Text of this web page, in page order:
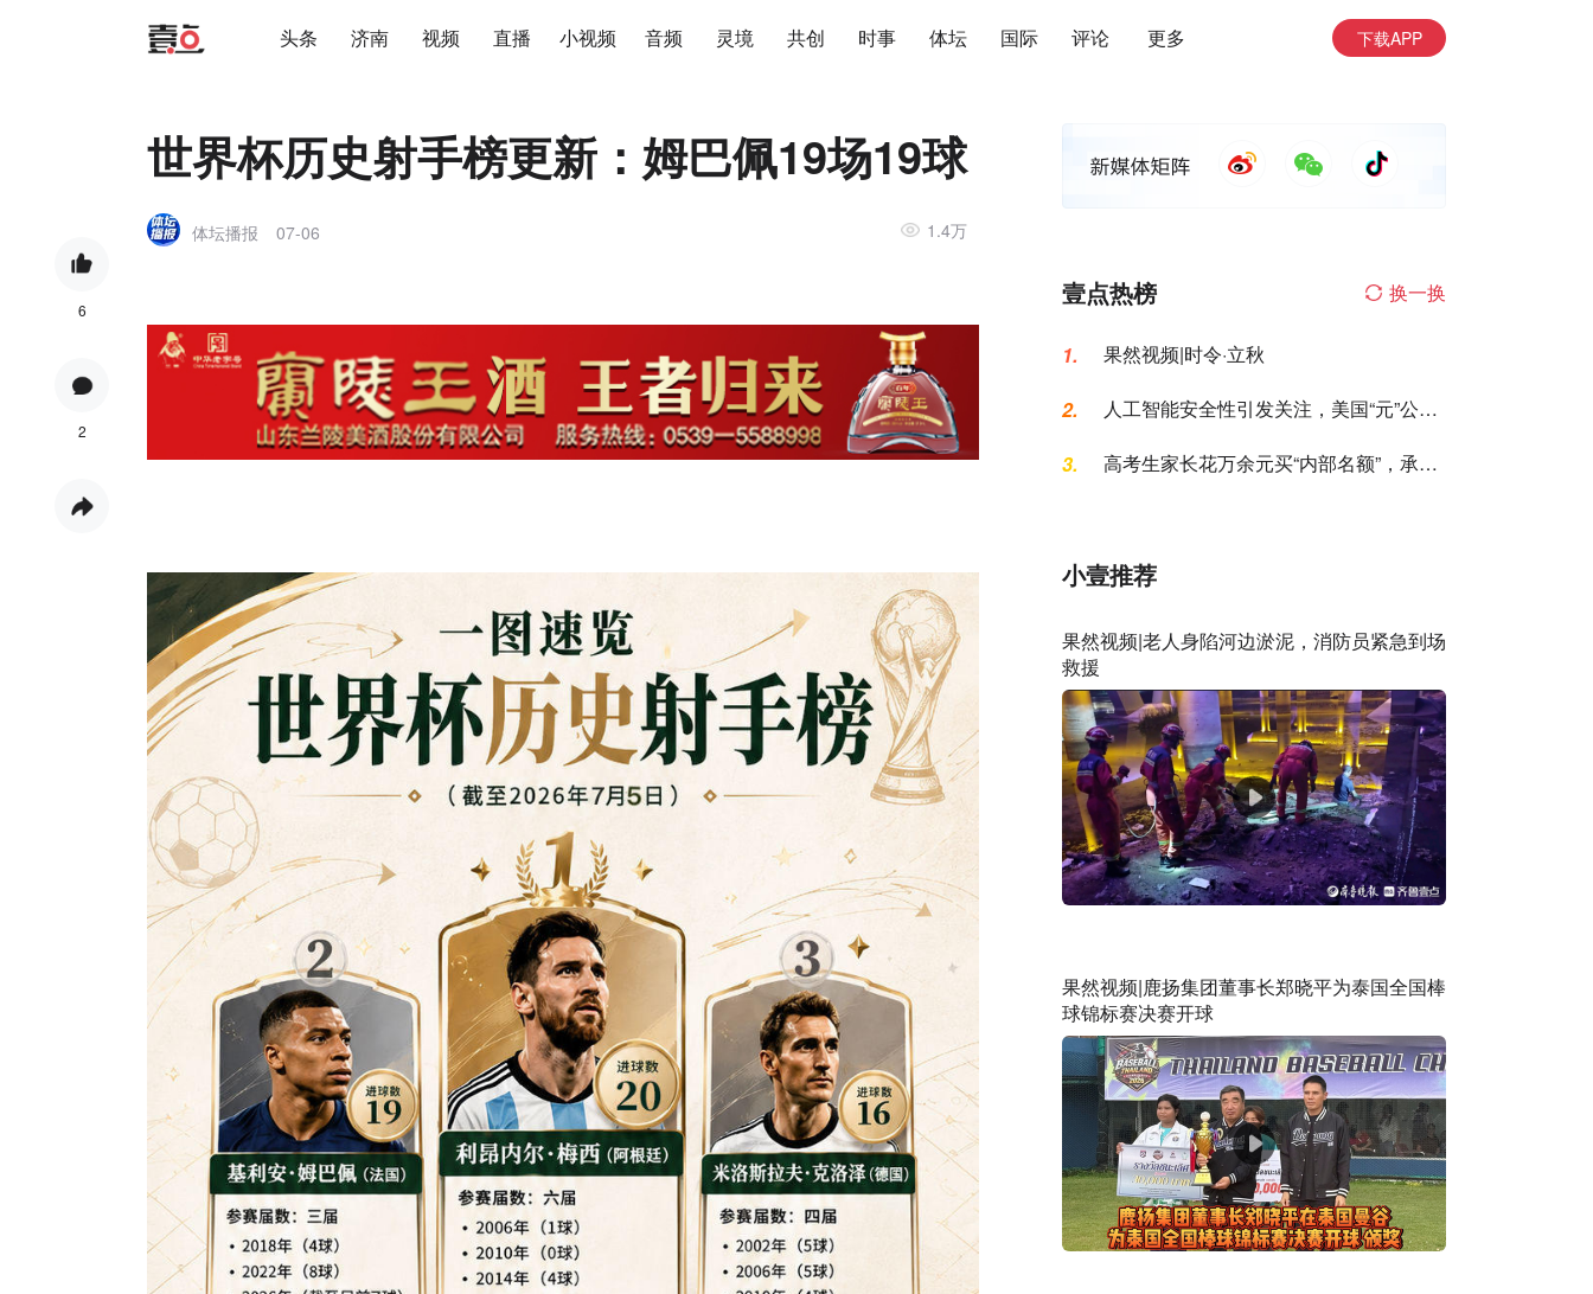
头条 济南 视频 直播 小视频 音频 灵境 共创 时事 体坛 国际 评论 更多 下载APP
6
2
世界杯历史射手榜更新：姆巴佩19场19球
体坛播报 07-06 1.4万
壹点热榜 换一换
1. 果然视频|时令·立秋
2.
人工智能安全性引发关注，美国“元”公司
3.
高考生家长花万余元买“内部名额”，承诺
小壹推荐
果然视频|老人身陷河边淤泥，消防员紧急到场
救援
果然视频|鹿扬集团董事长郑晓平为泰国全国棒
球锦标赛决赛开球